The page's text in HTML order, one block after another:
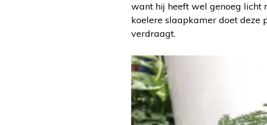
want hij heeft wel genoeg licht
koelere slaapkamer doet deze
verdraagt.